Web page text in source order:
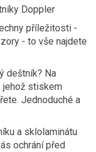
Doppler
příležitosti -
- to vše najdete
deštník? Na
jehož stiskem
Jednoduché a
a sklolaminátu
ochrání před